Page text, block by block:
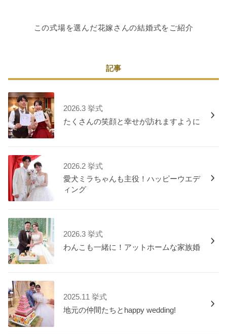
この式場を選んだ花嫁さんの結婚式をご紹介
記事
2026.3 挙式
たくさんの笑顔と幸せが訪れますように
2026.2 挙式
愛犬ミラちゃんも主役！ハッピーウエデ
ィング
2026.3 挙式
わんこも一緒に！アットホームな家族婚
2025.11 挙式
地元の仲間たちとhappy wedding!